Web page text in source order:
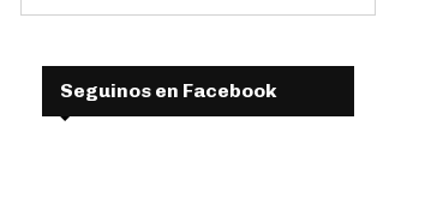
Seguinos en Facebook